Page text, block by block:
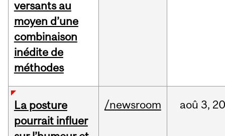
versants au
moyen d’une
combinaison
inédite de
méthodes
La posture
pourrait influer
/newsroom aoû 3,